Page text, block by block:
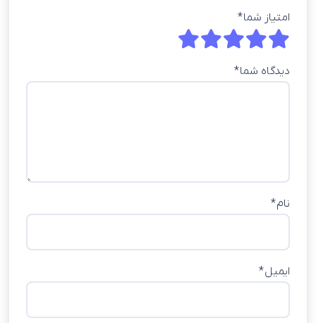
امتیاز شما*
دیدگاه شما*
نام*
ایمیل*